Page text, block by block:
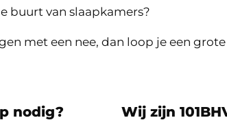
buurt van slaapkamers?
met een nee, dan loop je een
nodig? Wij zijn